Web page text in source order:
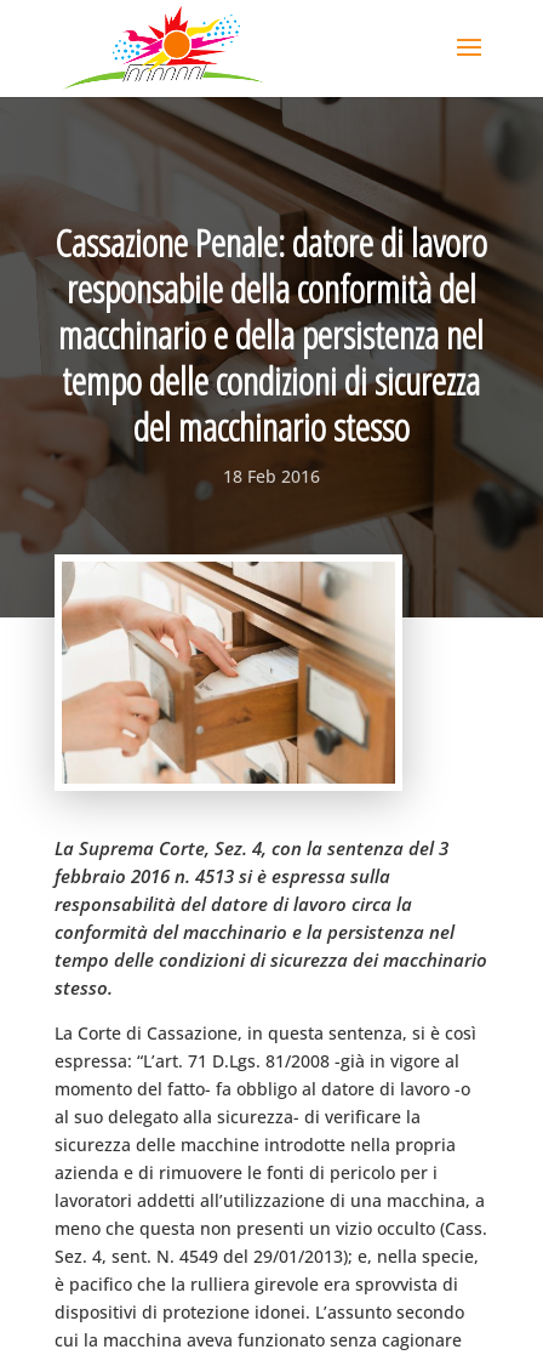
Cassazione Penale: datore di lavoro
responsabile della conformità del
macchinario e della persistenza nel
tempo delle condizioni di sicurezza
del macchinario stesso
18 Feb 2016
La Suprema Corte, Sez. 4, con la sentenza del 3
febbraio 2016 n. 4513 si è espressa sulla
responsabilità del datore di lavoro circa la
conformità del macchinario e la persistenza nel
tempo delle condizioni di sicurezza dei macchinario
stesso.
La Corte di Cassazione, in questa sentenza, si è così
espressa: “L’art. 71 D.Lgs. 81/2008 -già in vigore al
momento del fatto- fa obbligo al datore di lavoro -o
al suo delegato alla sicurezza- di verificare la
sicurezza delle macchine introdotte nella propria
azienda e di rimuovere le fonti di pericolo per i
lavoratori addetti all’utilizzazione di una macchina, a
meno che questa non presenti un vizio occulto (Cass.
Sez. 4, sent. N. 4549 del 29/01/2013); e, nella specie,
è pacifico che la rulliera girevole era sprovvista di
dispositivi di protezione idonei. L’assunto secondo
cui la macchina aveva funzionato senza cagionare